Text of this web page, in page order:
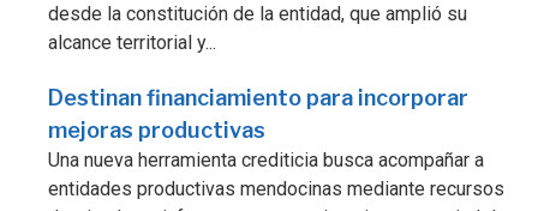
desde la constitución de la entidad, que amplió su
alcance territorial y...
Destinan financiamiento para incorporar
mejoras productivas
Una nueva herramienta crediticia busca acompañar a
entidades productivas mendocinas mediante recursos